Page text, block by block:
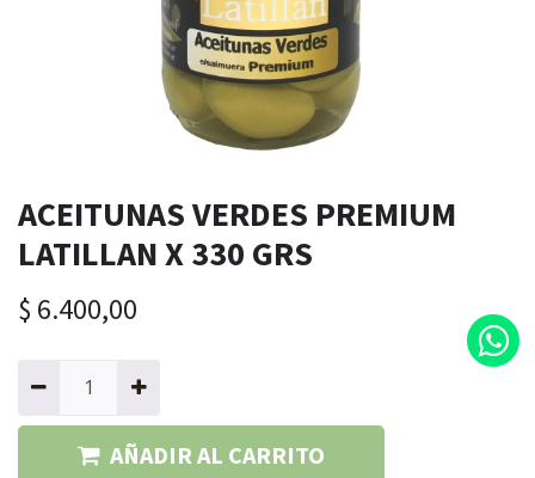
ACEITUNAS VERDES PREMIUM
LATILLAN X 330 GRS
$ 6.400,00
AÑADIR AL CARRITO